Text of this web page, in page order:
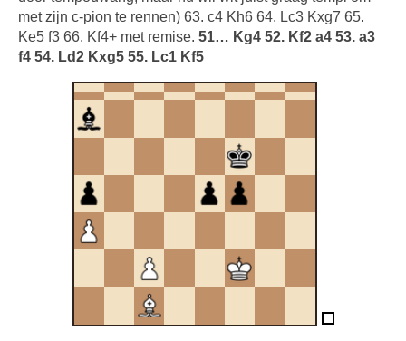
met zijn c-pion te rennen) 63. c4 Kh6 64. Lc3 Kxg7 65.
Ke5 f3 66. Kf4+ met remise. 51… Kg4 52. Kf2 a4 53. a3
f4 54. Ld2 Kxg5 55. Lc1 Kf5